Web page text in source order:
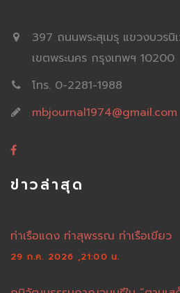
397 ถนนพระสุเมรุ แขวงบวรนิ
เขตพระนคร กรุงเทพฯ 10200
โทร. 0-2281-1988
mbjournal1974@gmail.com
ข่าวล่าสุด
ท่าเรือแดง ท่าสุพรรณ ท่าเรือเขียว
29 ก.ค. 2026 ,21:00 น.